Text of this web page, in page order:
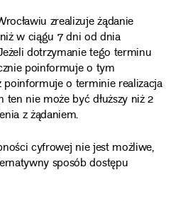
zrealizuje żądanie
w ciągu 7 dni od dnia
dotrzymanie tego terminu
poinformuje o tym
poinformuje o terminie realizacja
nie może być dłuższy niż 2
z żądaniem.
cyfrowej nie jest możliwe,
sposób dostępu